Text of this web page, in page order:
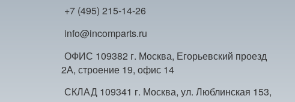
+7 (495) 215-14-26
info@incomparts.ru
ОФИС 109382 г. Москва, Егорьевский проезд
2А, строение 19, офис 14
СКЛАД 109341 г. Москва, ул. Люблинская 153,